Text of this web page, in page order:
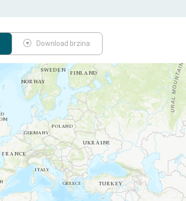
Download brzina